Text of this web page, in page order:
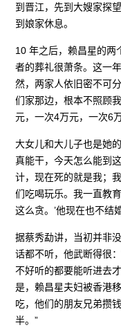
到晋江，先到大嫂家探
到娘家休息。
10 年之后，赖昌星的两
者的葬礼很萧条。这一
然，两家人依旧密不可
们家那边，根本不照顾
元，一次4万元，一次6
大女儿和大儿子也是她
真能干，今天怎么能到
计，现在死的就是我；
们吃喝玩乐。我一直教
这么贪。’他现在也不结
据蔡秀勐讲，当初并非
话都不听，他武断得很：
不好听的都要能听进去
是，赖昌星夫妇被香港
吃，他们的朋友兄弟攒
半。”